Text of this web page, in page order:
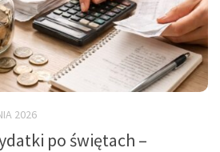
2026
po świętach –